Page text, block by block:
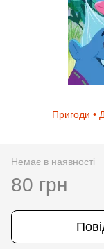
Пригоди •
Немає в наявності
80 грн